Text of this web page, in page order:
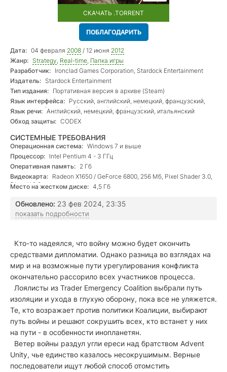
СКАЧАТЬ .TORRENT
ПОБЛАГОДАРИТЬ
Дата: 04 февраля 2008 / 12 июня 2012
Жанр: Strategy, Real-time, Папка игры
Разработчик: Ironclad Games Corporation, Stardock Entertainment
Издатель: Stardock Entertainment
Тип издания: Портативная версия в архиве (Steam)
Язык интерфейса: Русский, английский, немецкий, французский,
итальянский, польский, японский, китайский
Язык речи: Английский, немецкий, французский, итальянский
Обход защиты: CODEX
СИСТЕМНЫЕ ТРЕБОВАНИЯ
Операционная система: Windows 7 и выше
Процессор: Intel Pentium 4 - 3 ГГц
Оперативная память: 2 Гб
Видеокарта: Radeon X1650 / GeForce 6800, 256 Мб, Pixel Shader 3.0,
DirectX 9.0c
Место на жестком диске: 4,5 Гб
Обновлено: 23 фев 2024, 23:35
показать подробности
Кто-то надеялся, что войну можно будет окончить
средствами дипломатии. Однако разница во взглядах на
мир и на возможные пути урегулирования конфликта
окончательно рассорило всех участников процесса.
Лоялисты из Trader Emergency Coalition выбрали путь
изоляции и ухода в глухую оборону, пока все не уляжется.
Те, кто возражает против политики Коалиции, выбирают
путь войны и решают сокрушить всех, кто встанет у них
на пути - в особенности инопланетян.
Ветер войны раздул угли ереси над братством Advent
Unity, чье единство казалось несокрушимым. Верные
последователи ищут любой способ отомстить